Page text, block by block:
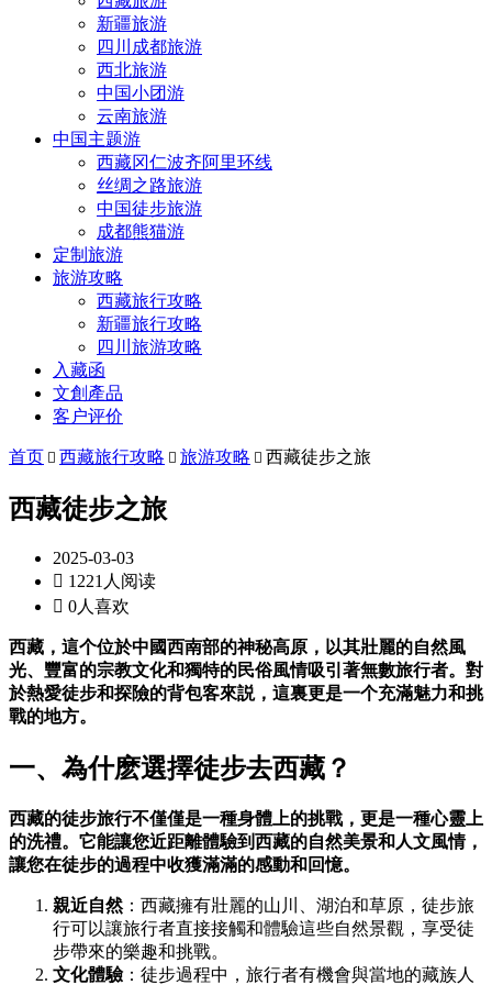
新疆旅游
四川成都旅游
西北旅游
中国小团游
云南旅游
中国主题游
西藏冈仁波齐阿里环线
丝绸之路旅游
中国徒步旅游
成都熊猫游
定制旅游
旅游攻略
西藏旅行攻略
新疆旅行攻略
四川旅游攻略
入藏函
文創產品
客户评价
首页  西藏旅行攻略  旅游攻略  西藏徒步之旅
西藏徒步之旅
2025-03-03
 1221人阅读
 0人喜欢
西藏，這个位於中國西南部的神秘高原，以其壯麗的自然風
光、豐富的宗教文化和獨特的民俗風情吸引著無數旅行者。對
於熱愛徒步和探險的背包客來説，這裏更是一个充滿魅力和挑
戰的地方。
一、為什麽選擇徒步去西藏？
西藏的徒步旅行不僅僅是一種身體上的挑戰，更是一種心靈上
的洗禮。它能讓您近距離體驗到西藏的自然美景和人文風情，
讓您在徒步的過程中收獲滿滿的感動和回憶。
親近自然：西藏擁有壯麗的山川、湖泊和草原，徒步旅
行可以讓旅行者直接接觸和體驗這些自然景觀，享受徒
步帶來的樂趣和挑戰。
文化體驗：徒步過程中，旅行者有機會與當地的藏族人